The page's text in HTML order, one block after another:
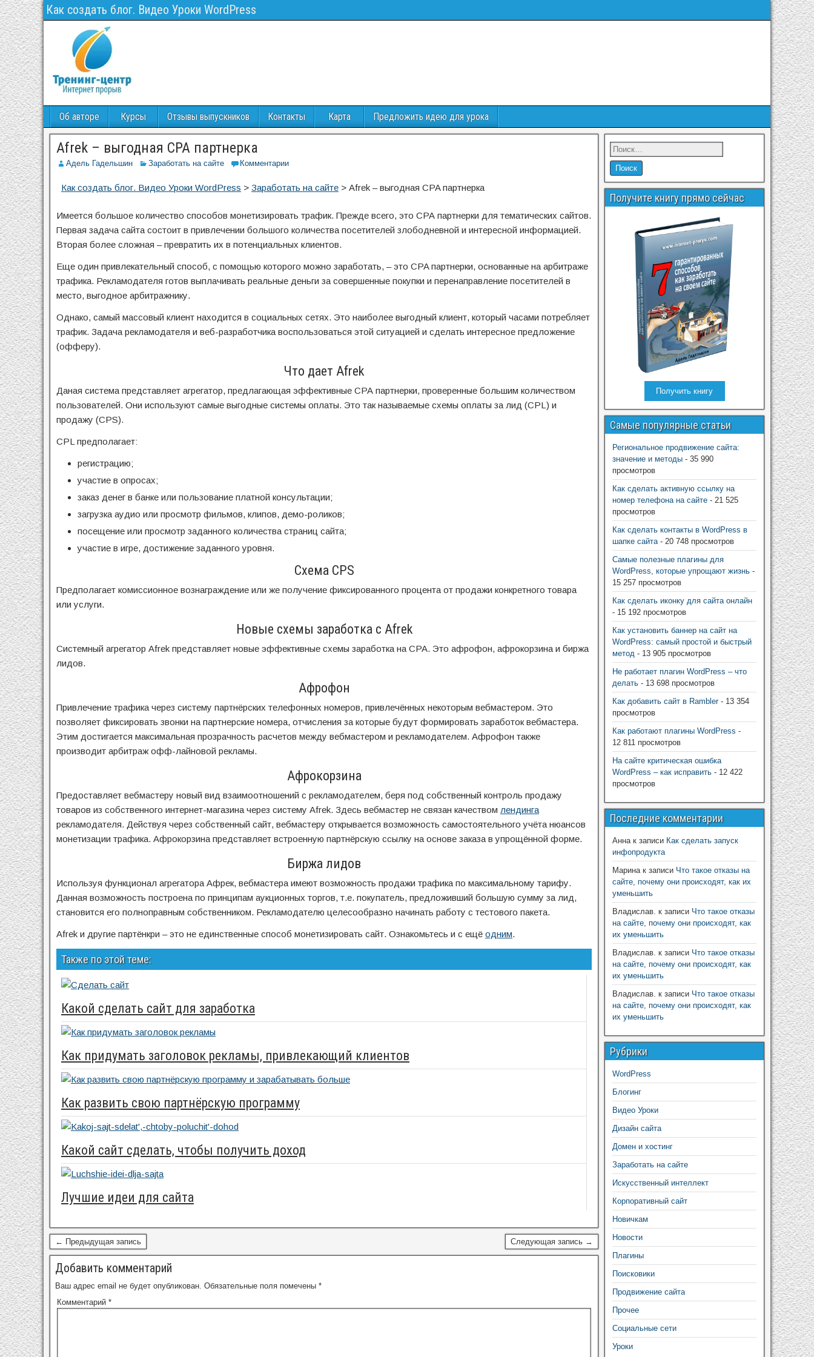
Как создать блог. Видео Уроки WordPress
Об авторе Курсы Отзывы выпускников Контакты Карта Предложить идею для урока
Afrek – выгодная CPA партнерка
Адель Гадельшин Заработать на сайте Комментарии
Как создать блог. Видео Уроки WordPress > Заработать на сайте > Afrek – выгодная CPA партнерка
Имеется большое количество способов монетизировать трафик. Прежде всего, это СРА партнерки для тематических сайтов.
Первая задача сайта состоит в привлечении большого количества посетителей злободневной и интересной информацией.
Вторая более сложная – превратить их в потенциальных клиентов.
Еще один привлекательный способ, с помощью которого можно заработать, – это CPA партнерки, основанные на арбитраже
трафика. Рекламодателя готов выплачивать реальные деньги за совершенные покупки и перенаправление посетителей в
место, выгодное арбитражнику.
Однако, самый массовый клиент находится в социальных сетях. Это наиболее выгодный клиент, который часами потребляет
трафик. Задача рекламодателя и веб-разработчика воспользоваться этой ситуацией и сделать интересное предложение
(офферу).
Что дает Afrek
Даная система представляет агрегатор, предлагающая эффективные СРА партнерки, проверенные большим количеством
пользователей. Они используют самые выгодные системы оплаты. Это так называемые схемы оплаты за лид (CPL) и
продажу (CPS).
CPL предполагает:
регистрацию;
участие в опросах;
заказ денег в банке или пользование платной консультации;
загрузка аудио или просмотр фильмов, клипов, демо-роликов;
посещение или просмотр заданного количества страниц сайта;
участие в игре, достижение заданного уровня.
Схема CPS
Предполагает комиссионное вознаграждение или же получение фиксированного процента от продажи конкретного товара
или услуги.
Новые схемы заработка с Afrek
Системный агрегатор Afrek представляет новые эффективные схемы заработка на CPA. Это афрофон, афрокорзина и биржа
лидов.
Афрофон
Привлечение трафика через систему партнёрских телефонных номеров, привлечённых некоторым вебмастером. Это
позволяет фиксировать звонки на партнерские номера, отчисления за которые будут формировать заработок вебмастера.
Этим достигается максимальная прозрачность расчетов между вебмастером и рекламодателем. Афрофон также
производит арбитраж офф-лайновой рекламы.
Афрокорзина
Предоставляет вебмастеру новый вид взаимоотношений с рекламодателем, беря под собственный контроль продажу
товаров из собственного интернет-магазина через систему Afrek. Здесь вебмастер не связан качеством лендинга
рекламодателя. Действуя через собственный сайт, вебмастеру открывается возможность самостоятельного учёта нюансов
монетизации трафика. Афрокорзина представляет встроенную партнёрскую ссылку на основе заказа в упрощённой форме.
Биржа лидов
Используя функционал агрегатора Афрек, вебмастера имеют возможность продажи трафика по максимальному тарифу.
Данная возможность построена по принципам аукционных торгов, т.е. покупатель, предложивший большую сумму за лид,
становится его полноправным собственником. Рекламодателю целесообразно начинать работу с тестового пакета.
Afrek и другие партёнкри – это не единственные способ монетизировать сайт. Ознакомьтесь и с ещё одним.
Также по этой теме:
Какой сделать сайт для заработка
Как придумать заголовок рекламы, привлекающий клиентов
Как развить свою партнёрскую программу
Какой сайт сделать, чтобы получить доход
Лучшие идеи для сайта
← Предыдущая запись Следующая запись →
Добавить комментарий
Ваш адрес email не будет опубликован. Обязательные поля помечены *
Комментарий *
Получите книгу прямо сейчас
Получить книгу
Самые популярные статьи
Региональное продвижение сайта:
значение и методы - 35 990
просмотров
Как сделать активную ссылку на
номер телефона на сайте - 21 525
просмотров
Как сделать контакты в WordPress в
шапке сайта- 20 748 просмотров
Самые полезные плагины для
WordPress, которые упрощают жизнь -
15 257 просмотров
Как сделать иконку для сайта онлайн
- 15 192 просмотров
Как установить баннер на сайт на
WordPress: самый простой и быстрый
метод - 13 905 просмотров
Не работает плагин WordPress – что
делать - 13 698 просмотров
Как добавить сайт в Rambler- 13 354
просмотров
Как работают плагины WordPress -
12 811 просмотров
На сайте критическая ошибка
WordPress – как исправить - 12 422
просмотров
Последние комментарии
Аннак записи Как сделать запуск
инфопродукта
Маринак записи Что такое отказы на
сайте, почему они происходят, как их
уменьшить
Владислав. к записи Что такое отказы
на сайте, почему они происходят, как
их уменьшить
Владислав. к записи Что такое отказы
на сайте, почему они происходят, как
их уменьшить
Владислав. к записи Что такое отказы
на сайте, почему они происходят, как
их уменьшить
Рубрики
WordPress
Блогинг
Видео Уроки
Дизайн сайта
Домен и хостинг
Заработать на сайте
Искусственный интеллект
Корпоративный сайт
Новичкам
Новости
Плагины
Поисковики
Продвижение сайта
Прочее
Социальные сети
Уроки